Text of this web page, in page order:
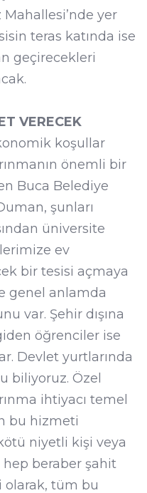
Mahallesi’nde yer
teras katında ise
geçirecekleri
VERECEK
koşullar
önemli bir
Buca Belediye
şunları
üniversite
ev
bir tesisi açmaya
genel anlamda
var. Şehir dışına
öğrenciler ise
Devlet yurtlarında
biliyoruz. Özel
ihtiyacı temel
bu hizmeti
niyetli kişi veya
beraber şahit
olarak, tüm bu